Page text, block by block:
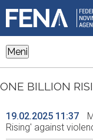
Meni
ONE BILLION
19.02.2025 11:37
Rising' against